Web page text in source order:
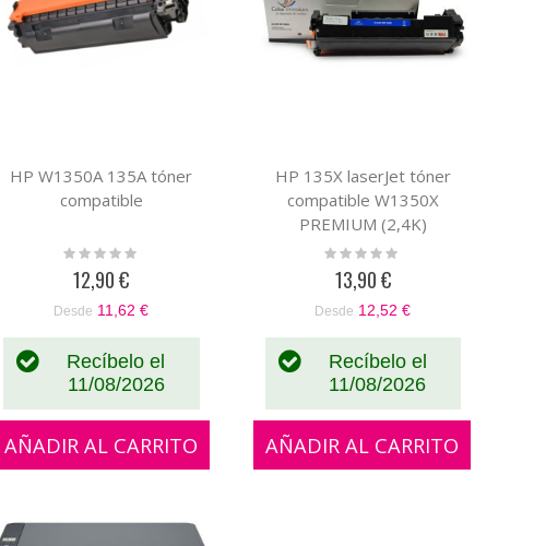
HP W1350A 135A tóner
compatible
Rating:
12,90 €
Desde 11,62 €
Recíbelo el
11/08/2026
AÑADIR AL CARRITO
HP 135X laserJet tóner
compatible W1350X
PREMIUM (2,4K)
Rating:
13,90 €
Desde 12,52 €
Recíbelo el
11/08/2026
AÑADIR AL CARRITO